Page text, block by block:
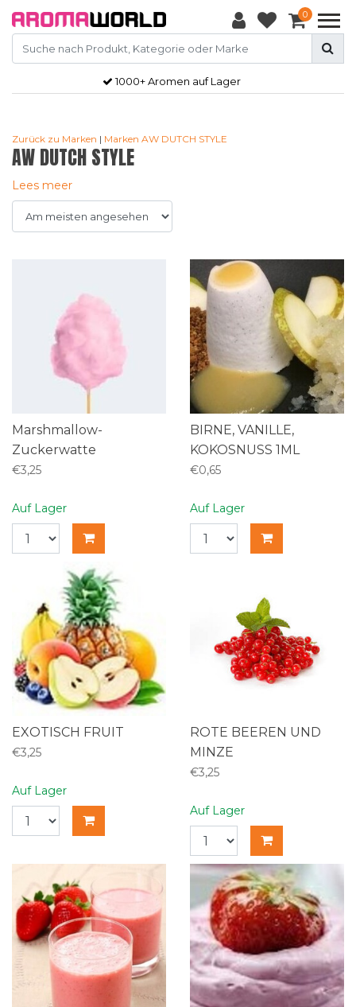
0
Gratisverzendkosten vanaf €50,-
Zurück zu Marken | Marken AW DUTCH STYLE
AW DUTCH STYLE
Lees meer
Marshmallow-
Zuckerwatte
€3,25
Auf Lager
BIRNE, VANILLE,
KOKOSNUSS 1ML
€0,65
Auf Lager
EXOTISCH FRUIT
€3,25
Auf Lager
ROTE BEEREN UND
MINZE
€3,25
Auf Lager